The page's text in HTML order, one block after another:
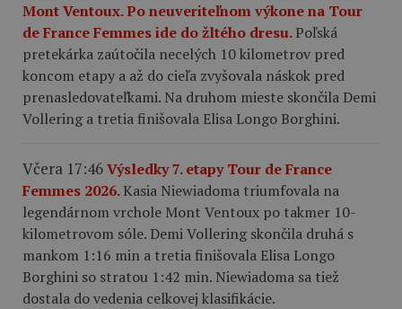
Mont Ventoux. Po neuveriteľnom výkone na Tour
de France Femmes ide do žltého dresu.Poľská
pretekárka zaútočila necelých 10 kilometrov pred
koncom etapy a až do cieľa zvyšovala náskok pred
prenasledovateľkami. Na druhom mieste skončila Demi
Vollering a tretia finišovala Elisa Longo Borghini.
Včera 17:46Výsledky 7. etapy Tour de France
Femmes 2026.Kasia Niewiadoma triumfovala na
legendárnom vrchole Mont Ventoux po takmer 10-
kilometrovom sóle. Demi Vollering skončila druhá s
mankom 1:16 min a tretia finišovala Elisa Longo
Borghini so stratou 1:42 min. Niewiadoma sa tiež
dostala do vedenia celkovej klasifikácie.